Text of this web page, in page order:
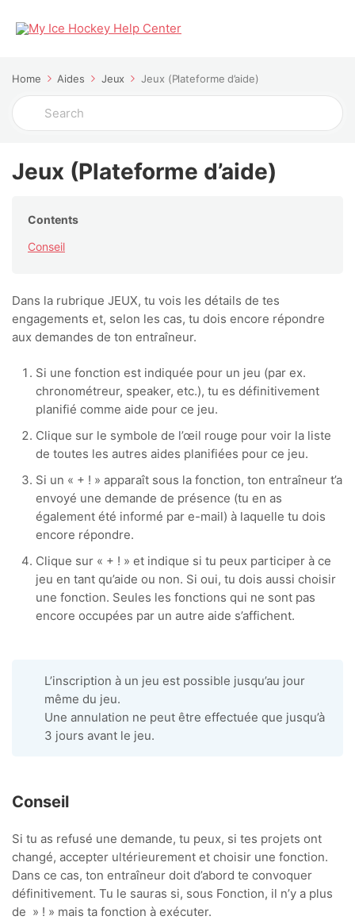
Home Aides Jeux Jeux (Plateforme d’aide)
Search
For
Jeux (Plateforme d’aide)
Contents
Conseil
Dans la rubrique JEUX, tu vois les détails de tes
engagements et, selon les cas, tu dois encore répondre
aux demandes de ton entraîneur.
Si une fonction est indiquée pour un jeu (par ex.
chronométreur, speaker, etc.), tu es définitivement
planifié comme aide pour ce jeu.
Clique sur le symbole de l’œil rouge pour voir la liste
de toutes les autres aides planifiées pour ce jeu.
Si un « + ! » apparaît sous la fonction, ton entraîneur t’a
envoyé une demande de présence (tu en as
également été informé par e-mail) à laquelle tu dois
encore répondre.
Clique sur « + ! » et indique si tu peux participer à ce
jeu en tant qu’aide ou non. Si oui, tu dois aussi choisir
une fonction. Seules les fonctions qui ne sont pas
encore occupées par un autre aide s’affichent.
L’inscription à un jeu est possible jusqu’au jour
même du jeu.
Une annulation ne peut être effectuée que jusqu’à
3 jours avant le jeu.
Conseil
Si tu as refusé une demande, tu peux, si tes projets ont
changé, accepter ultérieurement et choisir une fonction.
Dans ce cas, ton entraîneur doit d’abord te convoquer
définitivement. Tu le sauras si, sous Fonction, il n’y a plus
de » ! » mais ta fonction à exécuter.